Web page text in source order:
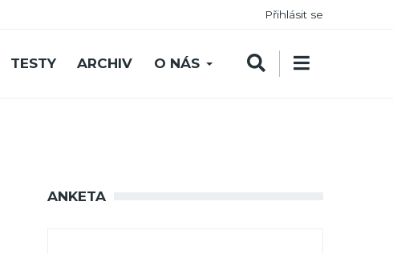
Přihlásit se
TESTY ARCHIV O NÁS
ANKETA